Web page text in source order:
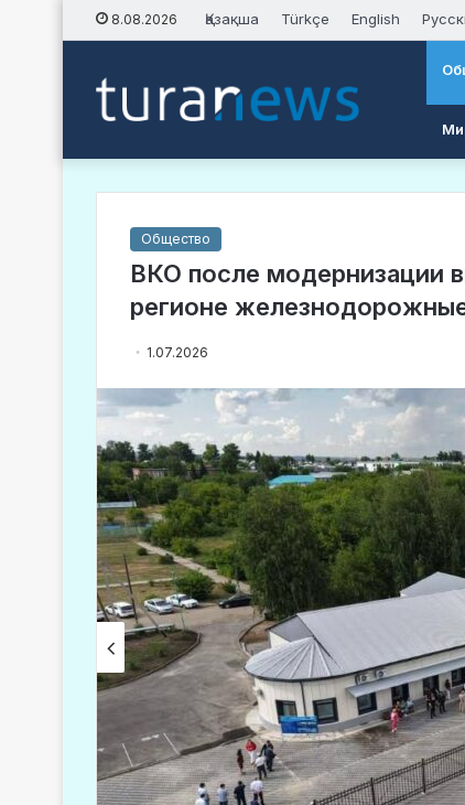
8.08.2026 Қазақша Türkçe English
Общество
ВКО после модернизации
регионе
1.07.2026